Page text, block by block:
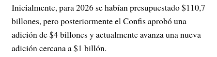
Inicialmente, para 2026 se habían presupuestado $110,7
billones, pero posteriormente el Confis aprobó una
adición de $4 billones y actualmente avanza una nueva
adición cercana a $1 billón.